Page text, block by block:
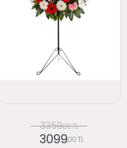
3359,00 TL
3099,00 TL